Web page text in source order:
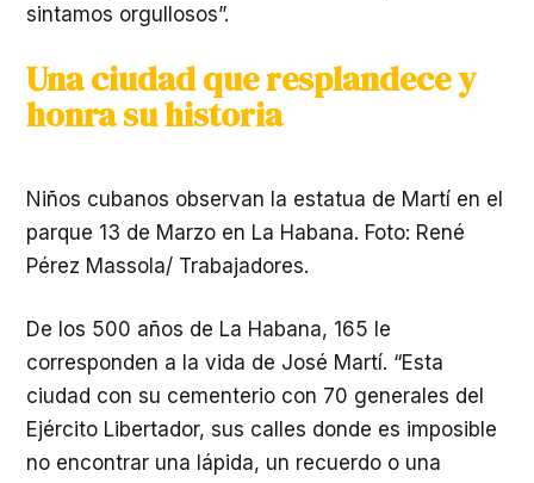
sintamos orgullosos”.
Una ciudad que resplandece y
honra su historia
Niños cubanos observan la estatua de Martí en el
parque 13 de Marzo en La Habana. Foto: René
Pérez Massola/ Trabajadores.
De los 500 años de La Habana, 165 le
corresponden a la vida de José Martí. “Esta
ciudad con su cementerio con 70 generales del
Ejército Libertador, sus calles donde es imposible
no encontrar una lápida, un recuerdo o una